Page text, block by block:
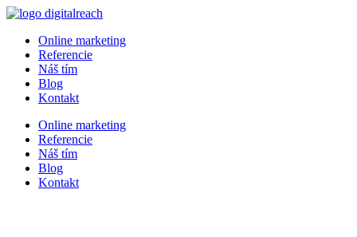
Online marketing
Referencie
Náš tím
Blog
Kontakt
Online marketing
Referencie
Náš tím
Blog
Kontakt